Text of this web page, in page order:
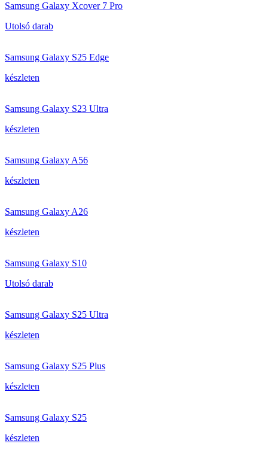
Samsung Galaxy Xcover 7 Pro
Utolsó darab
Samsung Galaxy S25 Edge
készleten
Samsung Galaxy S23 Ultra
készleten
Samsung Galaxy A56
készleten
Samsung Galaxy A26
készleten
Samsung Galaxy S10
Utolsó darab
Samsung Galaxy S25 Ultra
készleten
Samsung Galaxy S25 Plus
készleten
Samsung Galaxy S25
készleten